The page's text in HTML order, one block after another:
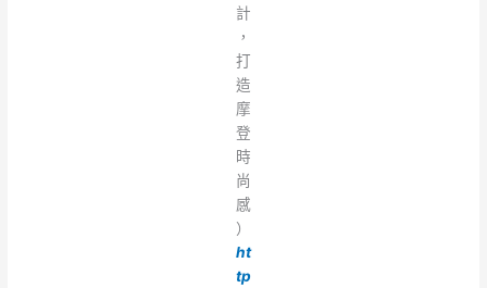
計
，
打
造
摩
登
時
尚
感
）
ht
tp